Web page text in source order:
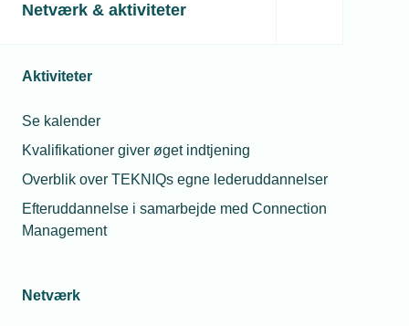
Netværk & aktiviteter
Aktiviteter
Se kalender
Kvalifikationer giver øget indtjening
Overblik over TEKNIQs egne lederuddannelser
Efteruddannelse i samarbejde med Connection
Management
Netværk